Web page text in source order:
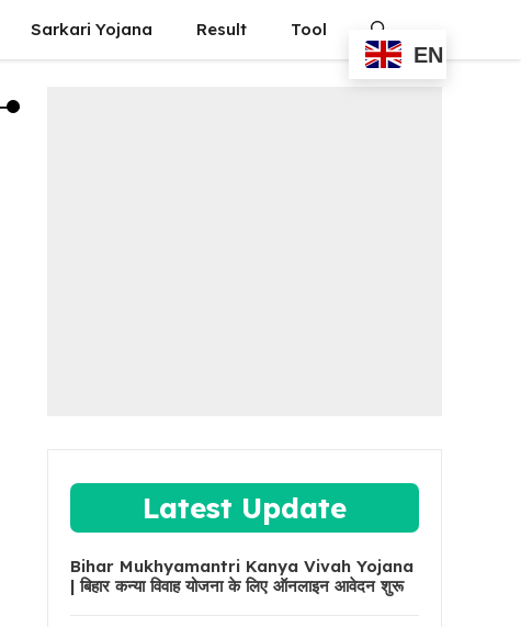
Sarkari Yojana Result Tool
EN
Latest Update
Bihar Mukhyamantri Kanya Vivah Yojana
| बिहार कन्या विवाह योजना के लिए ऑनलाइन आवेदन शुरू